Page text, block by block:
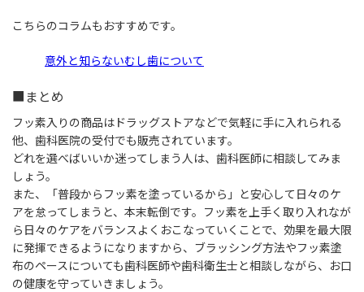
こちらのコラムもおすすめです。
意外と知らないむし歯について
■まとめ
フッ素入りの商品はドラッグストアなどで気軽に手に入れられる
他、歯科医院の受付でも販売されています。
どれを選べばいいか迷ってしまう人は、歯科医師に相談してみま
しょう。
また、「普段からフッ素を塗っているから」と安心して日々のケ
アを怠ってしまうと、本末転倒です。フッ素を上手く取り入れなが
ら日々のケアをバランスよくおこなっていくことで、効果を最大限
に発揮できるようになりますから、ブラッシング方法やフッ素塗
布のペースについても歯科医師や歯科衛生士と相談しながら、お口
の健康を守っていきましょう。